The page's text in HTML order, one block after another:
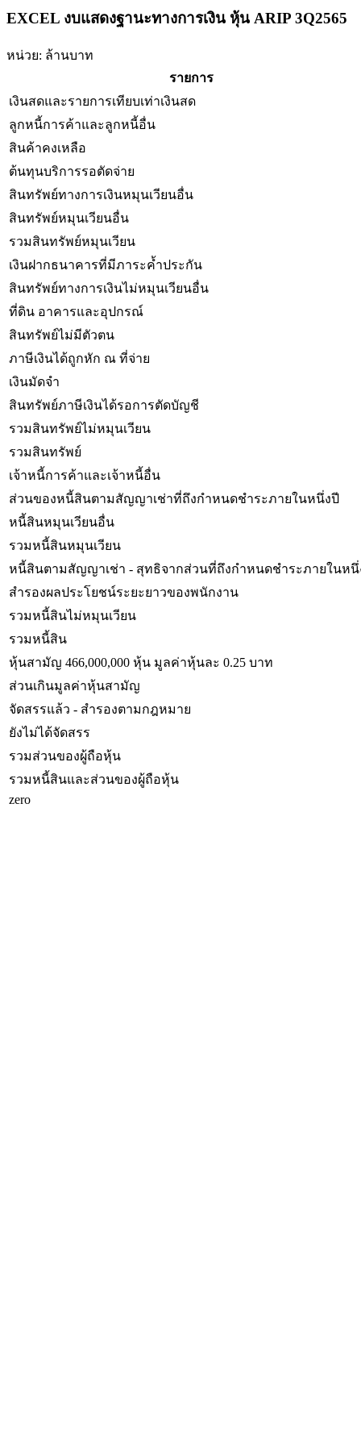
EXCEL งบแสดงฐานะทางการเงิน หุ้น ARIP 3Q2565
หน่วย: ล้านบาท
รายการ
เงินสดและรายการเทียบเท่าเงินสด
ลูกหนี้การค้าและลูกหนี้อื่น
สินค้าคงเหลือ
ต้นทุนบริการรอตัดจ่าย
สินทรัพย์ทางการเงินหมุนเวียนอื่น
สินทรัพย์หมุนเวียนอื่น
รวมสินทรัพย์หมุนเวียน
เงินฝากธนาคารที่มีภาระค้ำประกัน
สินทรัพย์ทางการเงินไม่หมุนเวียนอื่น
ที่ดิน อาคารและอุปกรณ์
สินทรัพย์ไม่มีตัวตน
ภาษีเงินได้ถูกหัก ณ ที่จ่าย
เงินมัดจำ
สินทรัพย์ภาษีเงินได้รอการตัดบัญชี
รวมสินทรัพย์ไม่หมุนเวียน
รวมสินทรัพย์
เจ้าหนี้การค้าและเจ้าหนี้อื่น
ส่วนของหนี้สินตามสัญญาเช่าที่ถึงกำหนดชำระภายในหนึ่งปี
หนี้สินหมุนเวียนอื่น
รวมหนี้สินหมุนเวียน
หนี้สินตามสัญญาเช่า - สุทธิจากส่วนที่ถึงกำหนดชำระภายในหนึ่
สำรองผลประโยชน์ระยะยาวของพนักงาน
รวมหนี้สินไม่หมุนเวียน
รวมหนี้สิน
หุ้นสามัญ 466,000,000 หุ้น มูลค่าหุ้นละ 0.25 บาท
ส่วนเกินมูลค่าหุ้นสามัญ
จัดสรรแล้ว - สำรองตามกฎหมาย
ยังไม่ได้จัดสรร
รวมส่วนของผู้ถือหุ้น
รวมหนี้สินและส่วนของผู้ถือหุ้น
zero